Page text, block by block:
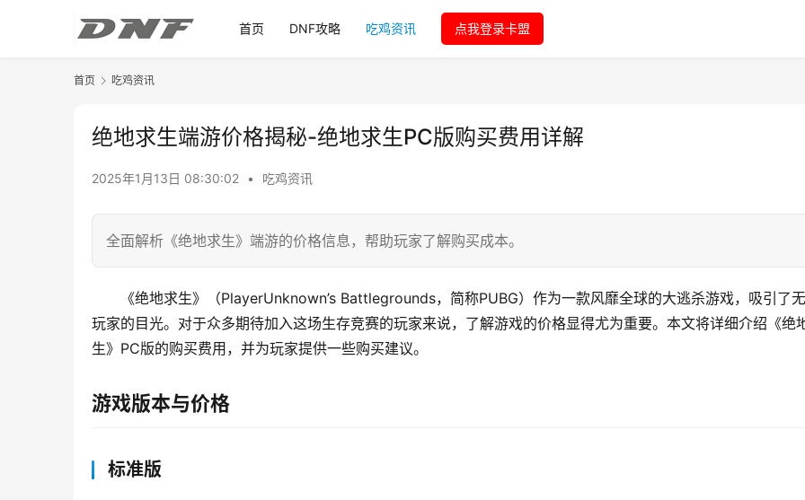
首页 DNF攻略 吃鸡资讯 点我登录卡盟
首页 吃鸡资讯
绝地求生端游价格揭秘-绝地求生PC版购买费用详解
2025年1月13日 08:30:02 • 吃鸡资讯
全面解析《绝地求生》端游的价格信息，帮助玩家了解购买成本。
《绝地求生》（PlayerUnknown’s Battlegrounds，简称PUBG）作为一款风靡全球的大逃杀游戏，吸引了
玩家的目光。对于众多期待加入这场生存竞赛的玩家来说，了解游戏的价格显得尤为重要。本文将详细介绍《绝
生》PC版的购买费用，并为玩家提供一些购买建议。
游戏版本与价格
标准版